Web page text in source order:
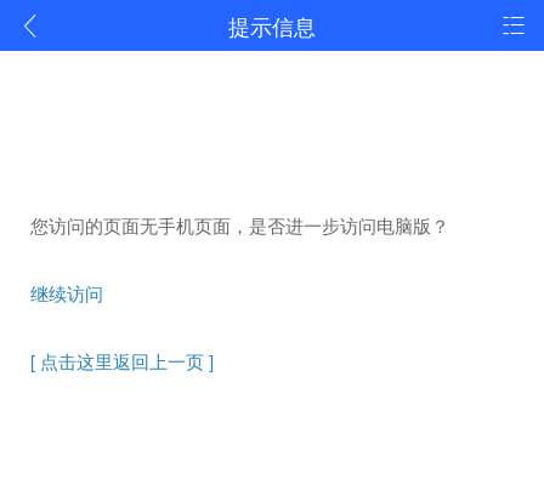
提示信息
您访问的页面无手机页面，是否进一步访问电脑版？
继续访问
[ 点击这里返回上一页 ]